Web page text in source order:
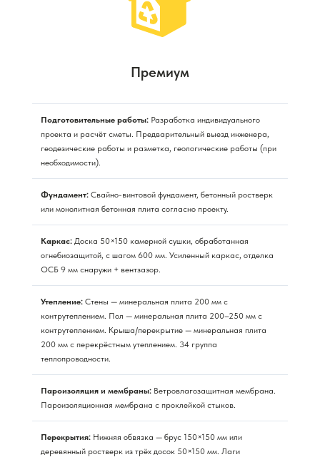
Премиум
Подготовительные работы: Разработка индивидуального
проекта и расчёт сметы. Предварительный выезд инженера,
геодезические работы и разметка, геологические работы (при
необходимости).
Фундамент: Свайно-винтовой фундамент, бетонный ростверк
или монолитная бетонная плита согласно проекту.
Каркас: Доска 50×150 камерной сушки, обработанная
огнебиозащитой, с шагом 600 мм. Усиленный каркас, отделка
ОСБ 9 мм снаружи + вентзазор.
Утепление: Стены — минеральная плита 200 мм с
контрутеплением. Пол — минеральная плита 200–250 мм с
контрутеплением. Крыша/перекрытие — минеральная плита
200 мм с перекрёстным утеплением. 34 группа
теплопроводности.
Пароизоляция и мембраны: Ветровлагозащитная мембрана.
Пароизоляционная мембрана с проклейкой стыков.
Перекрытия: Нижняя обвязка — брус 150×150 мм или
деревянный ростверк из трёх досок 50×150 мм. Лаги